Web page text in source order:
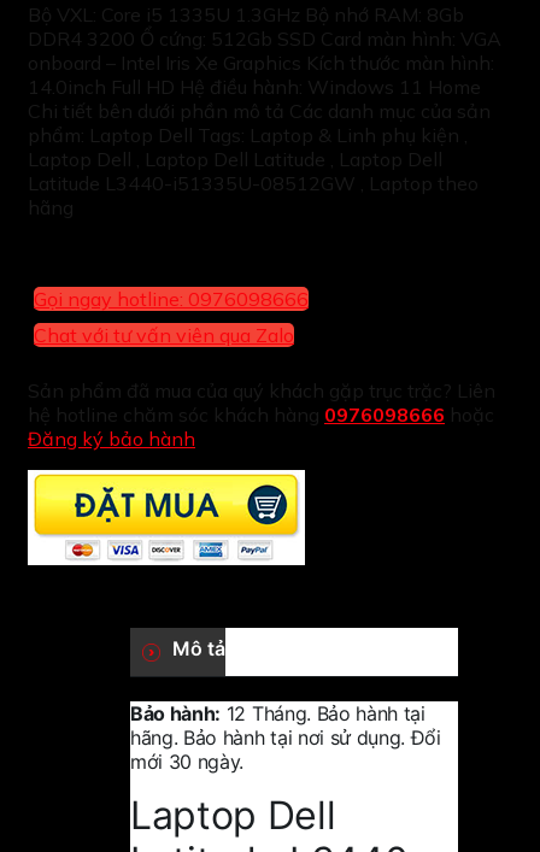
Bộ VXL: Core i5 1335U 1.3GHz Bộ nhớ RAM: 8Gb
DDR4 3200 Ổ cứng: 512Gb SSD Card màn hình: VGA
onboard – Intel Iris Xe Graphics Kích thước màn hình:
14.0inch Full HD Hệ điều hành: Windows 11 Home
Chi tiết bên dưới phần mô tả Các danh mục của sản
phẩm: Laptop Dell Tags: Laptop & Linh phụ kiện ,
Laptop Dell , Laptop Dell Latitude , Laptop Dell
Latitude L3440-i51335U-08512GW , Laptop theo
hãng
Gọi ngay hotline: 0976098666
Chat với tư vấn viên qua Zalo
Sản phẩm đã mua của quý khách gặp trục trặc? Liên
hệ hotline chăm sóc khách hàng 0976098666 hoặc
Đăng ký bảo hành
Mô tả
Bảo hành: 12 Tháng. Bảo hành tại
hãng. Bảo hành tại nơi sử dụng. Đổi
mới 30 ngày.
Laptop Dell